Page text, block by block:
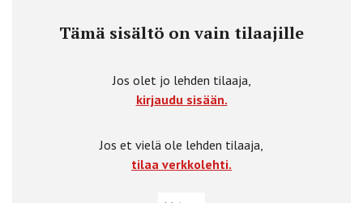
Tämä sisältö on vain tilaajille
Jos olet jo lehden tilaaja,
kirjaudu sisään.
Jos et vielä ole lehden tilaaja,
tilaa verkkolehti.